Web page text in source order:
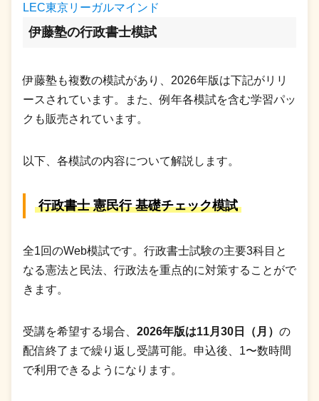
LEC東京リーガルマインド
伊藤塾の行政書士模試
伊藤塾も複数の模試があり、2026年版は下記がリリ
ースされています。また、例年各模試を含む学習パッ
クも販売されています。
以下、各模試の内容について解説します。
行政書士 憲民行 基礎チェック模試
全1回のWeb模試です。行政書士試験の主要3科目と
なる憲法と民法、行政法を重点的に対策することがで
きます。
受講を希望する場合、 2026年版は11月30日（月） の
配信終了まで繰り返し受講可能。申込後、1〜数時間
で利用できるようになります。